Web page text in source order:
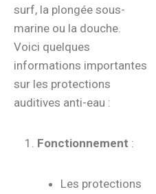
surf, la plongée sous-
marine ou la douche.
Voici quelques
informations importantes
sur les protections
auditives anti-eau :
Fonctionnement :
Les protections